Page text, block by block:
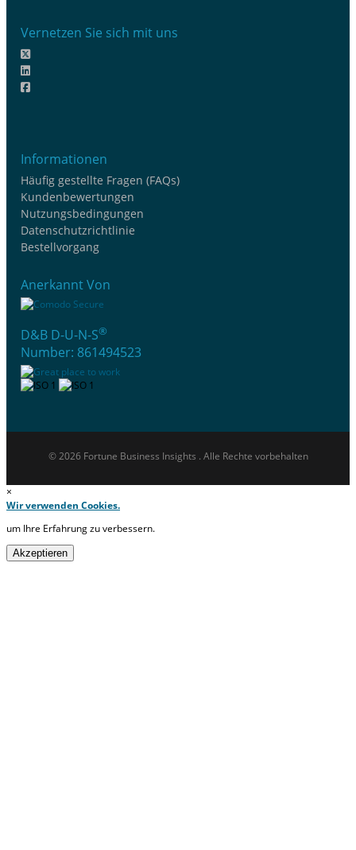
Vernetzen Sie sich mit uns
Informationen
Häufig gestellte Fragen (FAQs)
Kundenbewertungen
Nutzungsbedingungen
Datenschutzrichtlinie
Bestellvorgang
Anerkannt Von
D&B D-U-N-S®
Number: 861494523
© 2026 Fortune Business Insights . Alle Rechte vorbehalten
×
Wir verwenden Cookies.
um Ihre Erfahrung zu verbessern.
Akzeptieren